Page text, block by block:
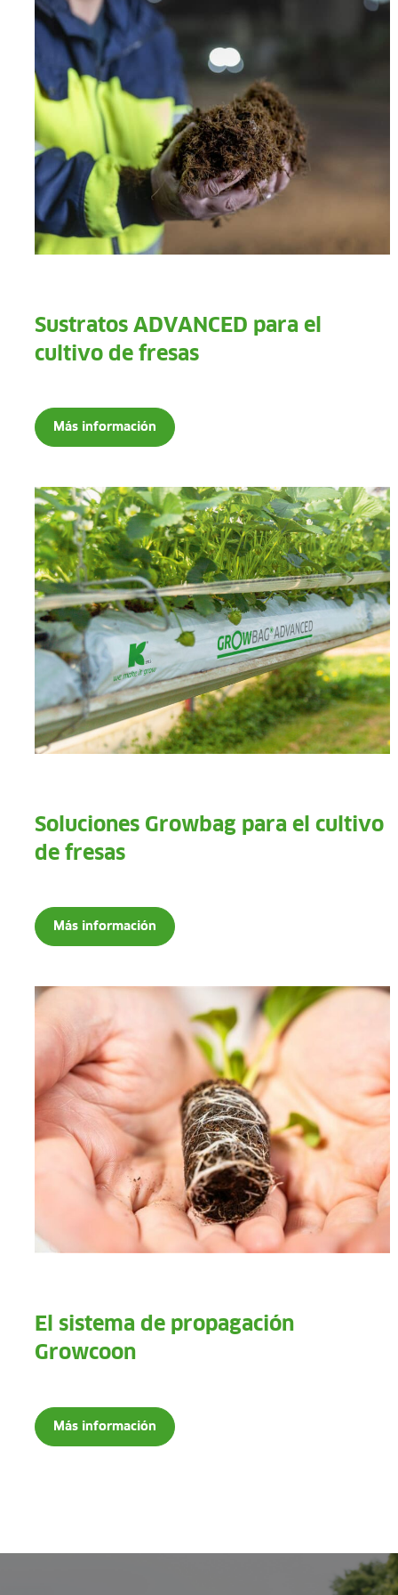
Sustratos ADVANCED para el
cultivo de fresas
Más información
Soluciones Growbag para el cultivo
de fresas
Más información
El sistema de propagación
Growcoon
Más información